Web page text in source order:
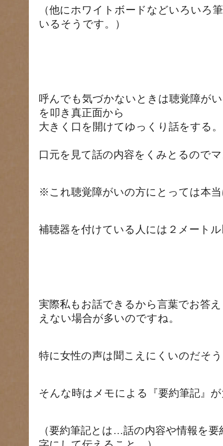
（他にホワイトボードなどいろいろ
いるそうです。）
呼んでも気づかないときは聴覚障が
を叩き真正面から
大きく口を開けてゆっくり話をする。
口元を見て話の内容をくみとるので
※これ聴覚障がいの方にとっては本
補聴器を付けている人には２メート
実際私もお話できるから言葉でお答
えない場合が多いのですね。
特に女性の声は聞こえにくいのだそ
そんな時はメモによる『要約筆記』
（要約筆記とは…話の内容や情報を